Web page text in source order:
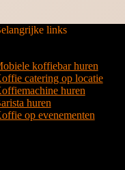
links
koffiebar huren
catering op locatie
huren
huren
op evenementen